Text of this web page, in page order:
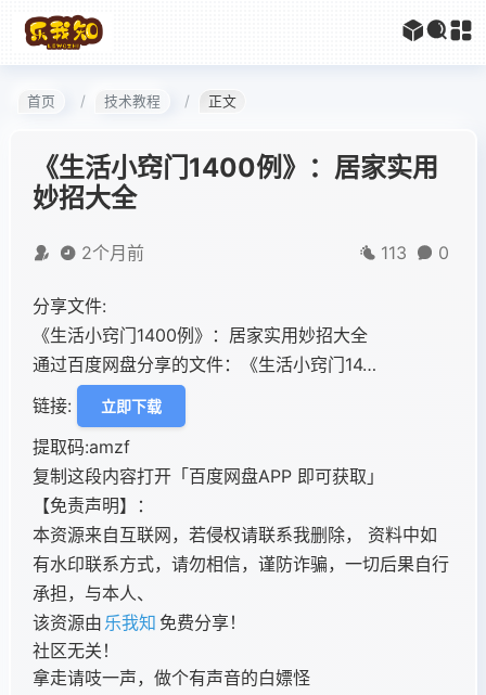
首页 技术教程 正文
《生活小窍门1400例》：居家实用
妙招大全
2个月前 113 0
分享文件:
《生活小窍门1400例》：居家实用妙招大全
通过百度网盘分享的文件：《生活小窍门14…
链接:
立即下载
提取码:amzf
复制这段内容打开「百度网盘APP 即可获取」
【免责声明】：
本资源来自互联网，若侵权请联系我删除， 资料中如
有水印联系方式，请勿相信，谨防诈骗，一切后果自行
承担，与本人、
该资源由 乐我知 免费分享！
社区无关！
拿走请吱一声，做个有声音的白嫖怪